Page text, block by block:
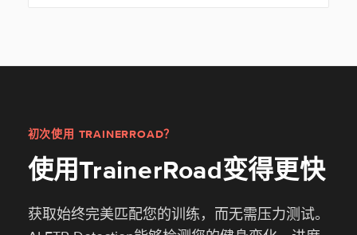
初次使用 TRAINERROAD？
使用TrainerRoad变得更快
获取始终完美匹配您的训练，而无需压力测试。